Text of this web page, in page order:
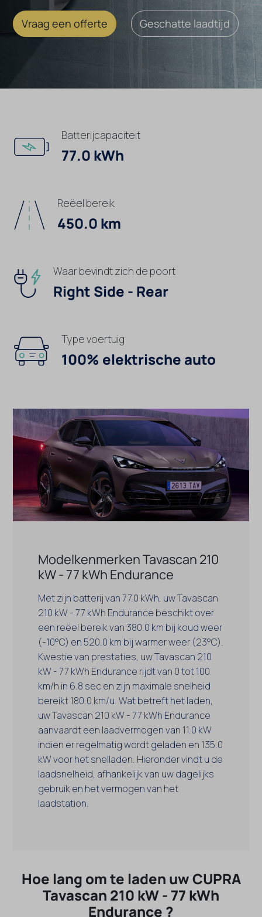
Vraag een offerte Geschatte laadtijd
Batterijcapaciteit
77.0 kWh
Reëel bereik
450.0 km
Waar bevindt zich de poort
Right Side - Rear
Type voertuig
100% elektrische auto
Modelkenmerken Tavascan 210
kW - 77 kWh Endurance
Met zijn batterij van 77.0 kWh, uw Tavascan
210 kW - 77 kWh Endurance beschikt over
een reëel bereik van 380.0 km bij koud weer
(-10°C) en 520.0 km bij warmer weer (23°C).
Kwestie van prestaties, uw Tavascan 210
kW - 77 kWh Endurance rijdt van 0 tot 100
km/h in 6.8 sec en zijn maximale snelheid
bereikt 180.0 km/u. Wat betreft het laden,
uw Tavascan 210 kW - 77 kWh Endurance
aanvaardt een laadvermogen van 11.0 kW
indien er regelmatig wordt geladen en 135.0
kW voor het snelladen. Hieronder vindt u de
laadsnelheid, afhankelijk van uw dagelijks
gebruik en het vermogen van het
laadstation.
Hoe lang om te laden uw CUPRA
Tavascan 210 kW - 77 kWh
Endurance ?